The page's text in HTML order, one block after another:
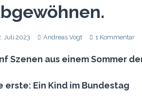
Juli 2023 Andreas Vogt 1 Kommentar
Szenen aus einem Sommer
erste: Ein Kind im Bundestag